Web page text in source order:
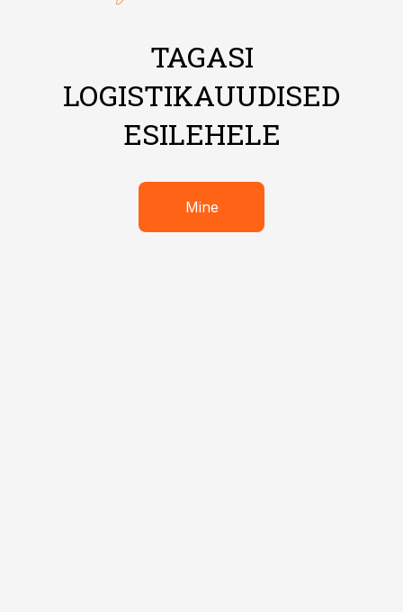
TAGASI
LOGISTIKAUUDISED
ESILEHELE
Mine